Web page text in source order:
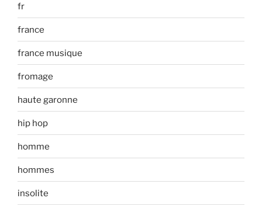
fr
france
france musique
fromage
haute garonne
hip hop
homme
hommes
insolite